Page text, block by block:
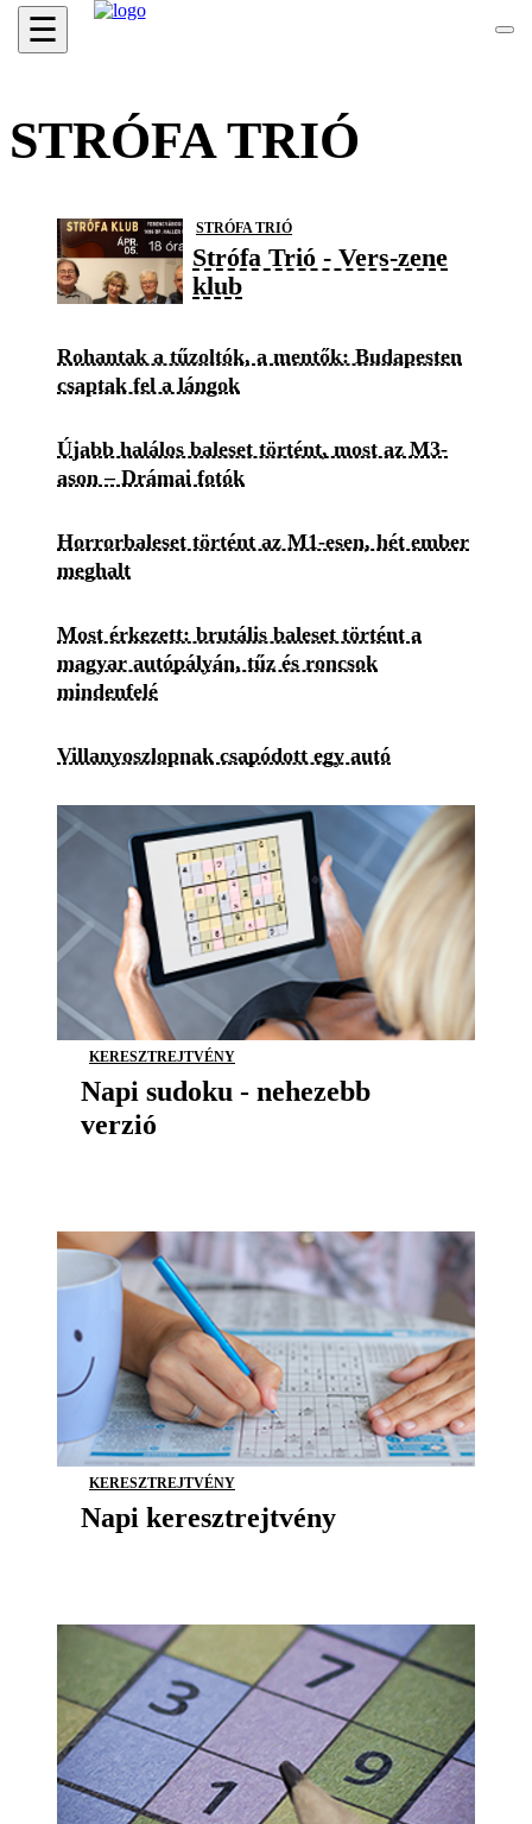
☰
STRÓFA TRIÓ
STRÓFA TRIÓ
Strófa Trió - Vers-zene
klub
Rohantak a tűzoltók, a mentők: Budapesten
csaptak fel a lángok
Újabb halálos baleset történt, most az M3-
ason – Drámai fotók
Horrorbaleset történt az M1-esen, hét ember
meghalt
Most érkezett: brutális baleset történt a
magyar autópályán, tűz és roncsok
mindenfelé
Villanyoszlopnak csapódott egy autó
KERESZTREJTVÉNY
Napi sudoku - nehezebb
verzió
KERESZTREJTVÉNY
Napi keresztrejtvény